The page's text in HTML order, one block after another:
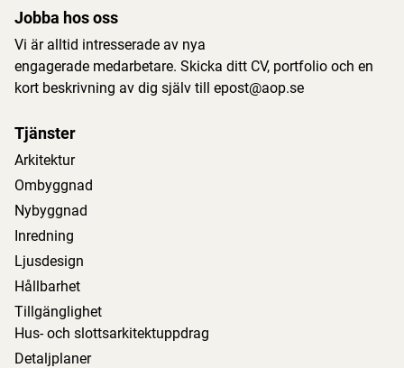
Jobba hos oss
Vi är alltid intresserade av nya
engagerade medarbetare. Skicka ditt CV, portfolio och en
kort beskrivning av dig själv till epost@aop.se
Tjänster
Arkitektur
Ombyggnad
Nybyggnad
Inredning
Ljusdesign
Hållbarhet
Tillgänglighet
Hus- och slottsarkitektuppdrag
Detaljplaner